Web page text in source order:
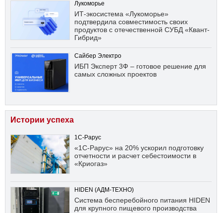
Лукоморье
ИТ-экосистема «Лукоморье»
подтвердила совместимость своих
продуктов с отечественной СУБД «Квант-
Гибрид»
Сайбер Электро
ИБП Эксперт 3Ф – готовое решение для
самых сложных проектов
Истории успеха
1С-Рарус
«1С-Рарус» на 20% ускорил подготовку
отчетности и расчет себестоимости в
«Криогаз»
HIDEN (АДМ-ТЕХНО)
Система бесперебойного питания HIDEN
для крупного пищевого производства